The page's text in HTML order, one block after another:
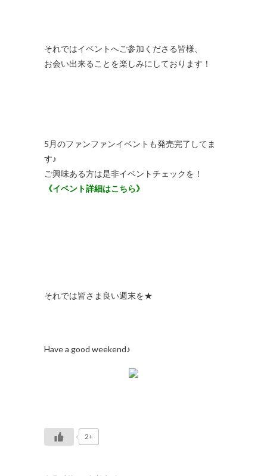
それではイベントへご参加くださる皆様、
お会い出来ることを楽しみにしております！
5月のファンファンイベントも発売完了してま
す♪
ご興味ある方は是非イベントチェックを！
《イベント詳細はこちら》
それでは皆さま良い週末を★
Have a good weekend♪
2+